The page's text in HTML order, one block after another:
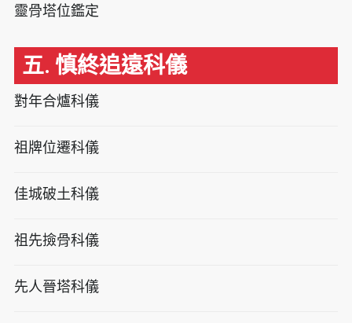
靈骨塔位鑑定
五. 慎終追遠科儀
對年合爐科儀
祖牌位遷科儀
佳城破土科儀
祖先撿骨科儀
先人晉塔科儀